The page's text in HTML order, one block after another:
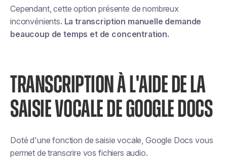
Cependant, cette option présente de nombreux
inconvénients. La transcription manuelle demande
beaucoup de temps et de concentration.
TRANSCRIPTION À L'AIDE DE LA
SAISIE VOCALE DE GOOGLE DOCS
Doté d'une fonction de saisie vocale, Google Docs vous
permet de transcrire vos fichiers audio.